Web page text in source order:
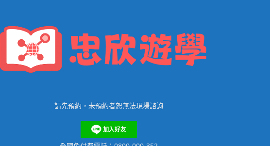
請先預約，未預約者恕無法現場諮詢